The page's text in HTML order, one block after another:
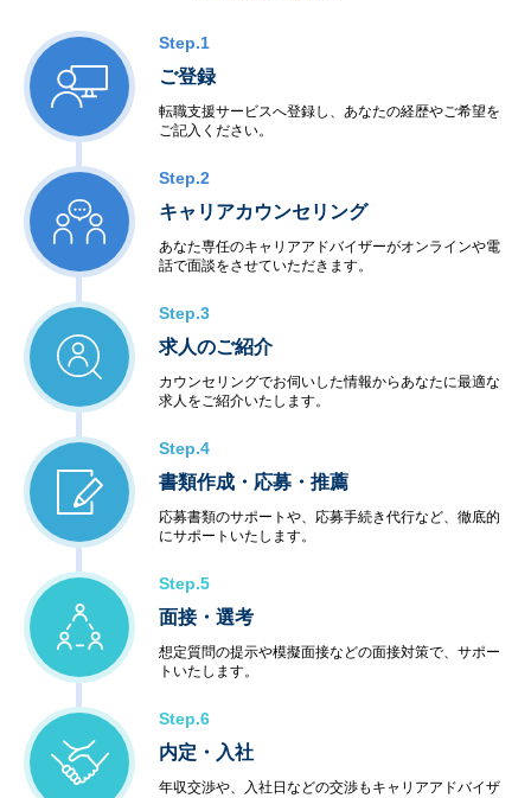
Step.1
ご登録
転職支援サービスへ登録し、あなたの経歴やご希望を
ご記入ください。
Step.2
キャリアカウンセリング
あなた専任のキャリアアドバイザーがオンラインや電
話で面談をさせていただきます。
Step.3
求人のご紹介
カウンセリングでお伺いした情報からあなたに最適な
求人をご紹介いたします。
Step.4
書類作成・応募・推薦
応募書類のサポートや、応募手続き代行など、徹底的
にサポートいたします。
Step.5
面接・選考
想定質問の提示や模擬面接などの面接対策で、サポー
トいたします。
Step.6
内定・入社
年収交渉や、入社日などの交渉もキャリアアドバイザ